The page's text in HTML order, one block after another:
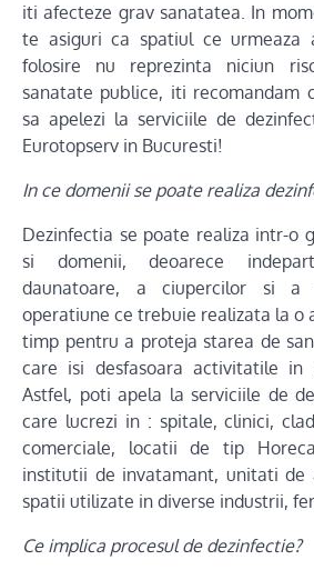
iti afecteze grav sanatatea. In
te asiguri ca spatiul ce
folosire nu reprezinta niciun
sanatate publice, iti recomandam
sa apelezi la serviciile de
Eurotopserv in Bucuresti!
In ce domenii se poate realiza
Dezinfectia se poate realiza intr-o
si domenii, deoarece
daunatoare, a ciupercilor si a
operatiune ce trebuie realizata la o
timp pentru a proteja starea de
care isi desfasoara activitatile in
Astfel, poti apela la serviciile de
care lucrezi in : spitale, clinici,
comerciale, locatii de tip
institutii de invatamant, unitati de
spatii utilizate in diverse industrii,
Ce implica procesul de dezinfectie?